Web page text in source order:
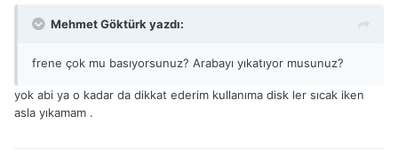
Mehmet Göktürk yazdı:
frene çok mu basıyorsunuz? Arabayı yıkatıyor musunuz?
yok abi ya o kadar da dikkat ederim kullanıma disk ler sıcak iken
asla yıkamam .